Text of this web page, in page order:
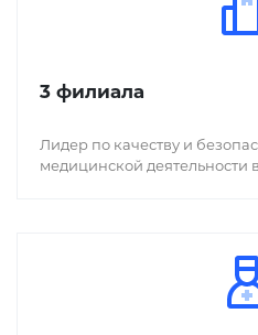
3 филиала
Лидер по качеству и
медицинской деятельности